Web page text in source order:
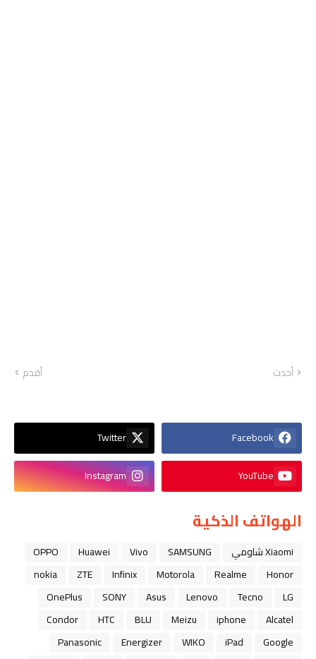
أحدث أقدم
Facebook
Twitter
YouTube
Instagram
الهواتف الذكية
Xiaomi شاومي SAMSUNG
Vivo
Huawei
OPPO
Honor
Realme
Motorola
Infinix
ZTE
nokia
LG
Tecno
Lenovo
Asus
SONY
OnePlus
Alcatel
iphone
Meizu
BLU
HTC
Condor
Google
iPad
WIKO
Energizer
Panasonic